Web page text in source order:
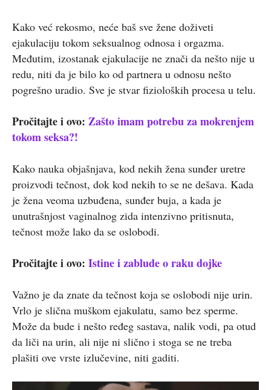
Kako već rekosmo, neće baš sve žene doživeti
ejakulaciju tokom seksualnog odnosa i orgazma.
Međutim, izostanak ejakulacije ne znači da nešto nije u
redu, niti da je bilo ko od partnera u odnosu nešto
pogrešno uradio. Sve je stvar fizioloških procesa u telu.
Pročitajte i ovo: Zašto imam potrebu za mokrenjem
tokom seksa?!
Kako nauka objašnjava, kod nekih žena sunđer uretre
proizvodi tečnost, dok kod nekih to se ne dešava. Kada
je žena veoma uzbuđena, sunđer buja, a kada je
unutrašnjost vaginalnog zida intenzivno pritisnuta,
tečnost može lako da se oslobodi.
Pročitajte i ovo: Istine i zablude o raku dojke
Važno je da znate da tečnost koja se oslobodi nije urin.
Vrlo je slična muškom ejakulatu, samo bez sperme.
Može da bude i nešto ređeg sastava, nalik vodi, pa otud
da liči na urin, ali nije ni slično i stoga se ne treba
plašiti ove vrste izlučevine, niti gaditi.